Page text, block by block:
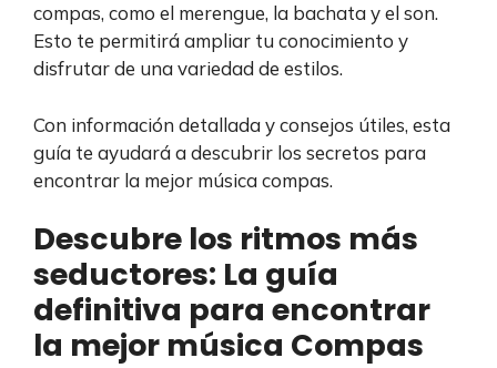
compas, como el merengue, la bachata y el son.
Esto te permitirá ampliar tu conocimiento y
disfrutar de una variedad de estilos.
Con información detallada y consejos útiles, esta
guía te ayudará a descubrir los secretos para
encontrar la mejor música compas.
Descubre los ritmos más
seductores: La guía
definitiva para encontrar
la mejor música Compas